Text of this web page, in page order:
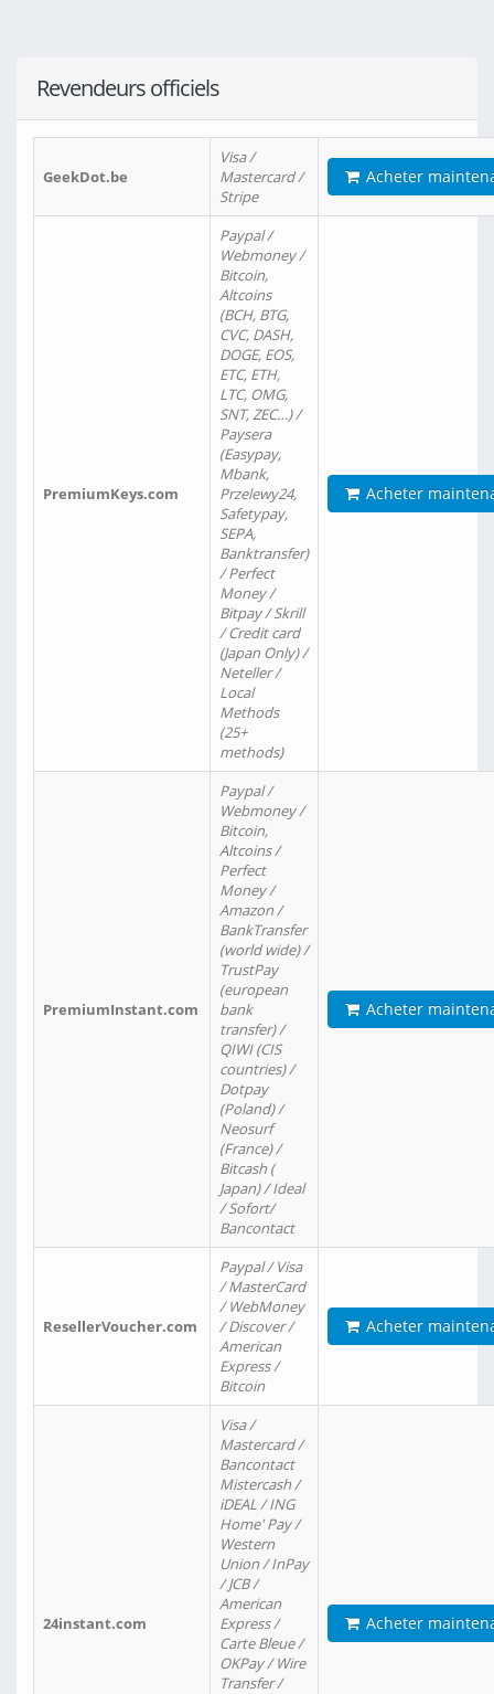
Revendeurs officiels
GeekDot.be
Visa /
Mastercard /
Stripe
Acheter
PremiumKeys.com
Paypal /
Webmoney /
Bitcoin,
Altcoins
(BCH, BTG,
CVC, DASH,
DOGE, EOS,
ETC, ETH,
LTC, OMG,
SNT, ZEC…) /
Paysera
(Easypay,
Mbank,
Przelewy24,
Safetypay,
SEPA,
Banktransfer)
/ Perfect
Money /
Bitpay / Skrill
/ Credit card
(Japan Only) /
Neteller /
Local
Methods
(25+
methods)
Acheter
PremiumInstant.com
Paypal /
Webmoney /
Bitcoin,
Altcoins /
Perfect
Money /
Amazon /
BankTransfer
(world wide) /
TrustPay
(european
bank
transfer) /
QIWI (CIS
countries) /
Dotpay
(Poland) /
Neosurf
(France) /
Bitcash (
Japan) / Ideal
/ Sofort/
Bancontact
Acheter
ResellerVoucher.com
Paypal / Visa
/ MasterCard
/ WebMoney
/ Discover /
American
Express /
Bitcoin
Acheter
24instant.com
Visa /
Mastercard /
Bancontact
Mistercash /
iDEAL / ING
Home' Pay /
Western
Union / InPay
/ JCB /
American
Express /
Carte Bleue /
OKPay / Wire
Transfer /
Acheter